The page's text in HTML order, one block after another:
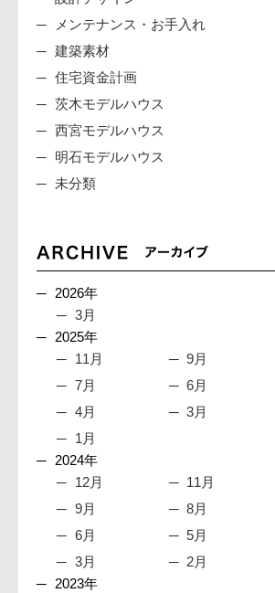
メンテナンス・お手入れ
建築素材
住宅資金計画
茨木モデルハウス
西宮モデルハウス
明石モデルハウス
未分類
2026年
3月
2025年
11月
9月
7月
6月
4月
3月
1月
2024年
12月
11月
9月
8月
6月
5月
3月
2月
2023年